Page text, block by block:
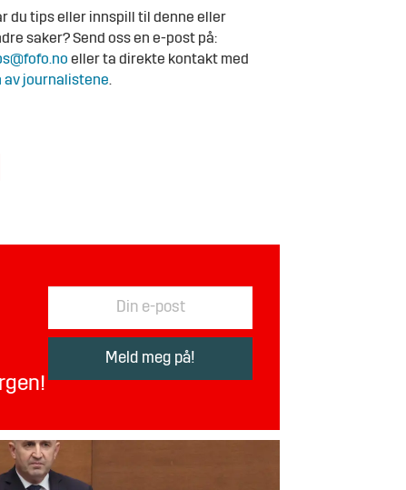
du tips eller innspill til denne eller
saker? Send oss en e-post på:
eller ta direkte kontakt med
av journalistene.